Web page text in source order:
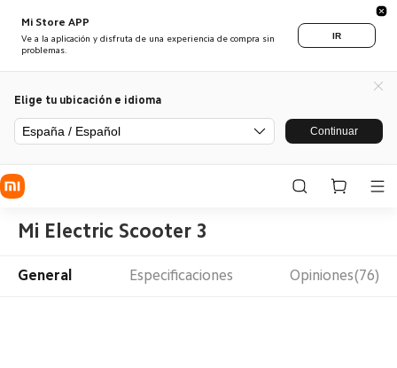
Mi Store APP
Ve a la aplicación y disfruta de una experiencia de compra sin
problemas.
IR
Elige tu ubicación e idioma
España / Español Continuar
Mi Electric Scooter 3
General Especificaciones Opiniones(76)